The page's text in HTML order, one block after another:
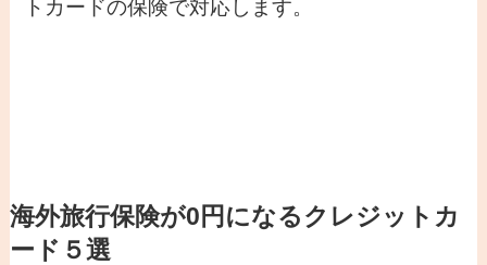
トカードの保険で対応します。
海外旅行保険が0円になるクレジットカ
ード５選